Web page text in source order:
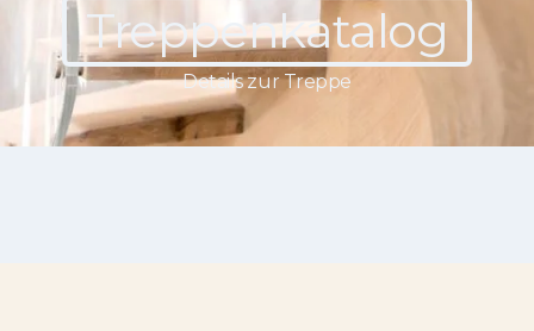
Treppenkatalog
Details zur Treppe